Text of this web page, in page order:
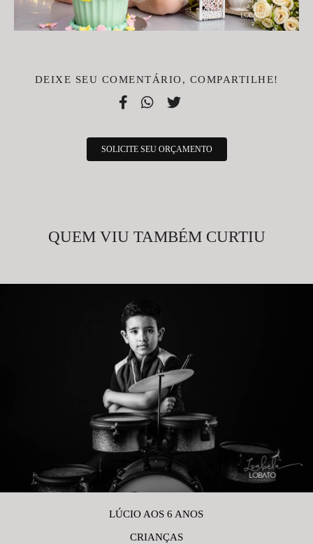
DEIXE SEU COMENTÁRIO, COMPARTILHE!
SOLICITE SEU ORÇAMENTO
QUEM VIU TAMBÉM CURTIU
LÚCIO AOS 6 ANOS
CRIANÇAS